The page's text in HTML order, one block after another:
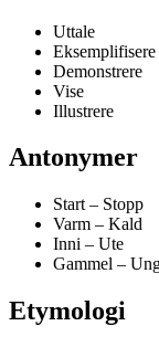
Uttale
Eksemplifisere
Demonstrere
Vise
Illustrere
Antonymer
Start – Stopp
Varm – Kald
Inni – Ute
Gammel –
Etymologi